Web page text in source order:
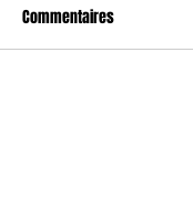
Commentaires